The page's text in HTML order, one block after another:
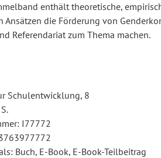
enthält theoretische,
die Förderung von
Referendariat zum Thema machen.
Schulentwicklung, 8
I77772
Buch, E-Book, E-Book-Teilbeitrag